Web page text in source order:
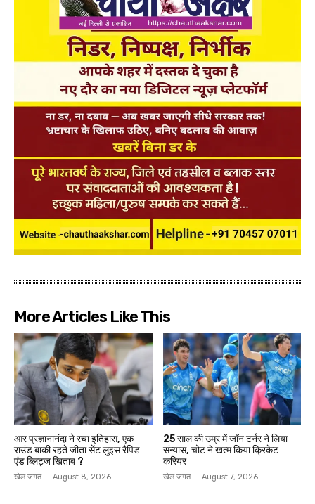
More Articles Like This
आर प्रज्ञानानंदा ने रचा इतिहास, एक
राउंड बाकी रहते जीता सेंट लुइस रैपिड
एंड ब्लिट्ज खिताब ?
खेल जगत August 8, 2026
25 साल की उम्र में जॉन टर्नर ने लिया
संन्यास, चोट ने खत्म किया क्रिकेट
करियर
खेल जगत August 7, 2026